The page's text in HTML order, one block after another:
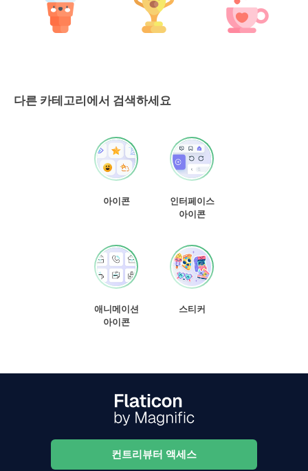
다른 카테고리에서 검색하세요
아이콘
인터페이스
아이콘
애니메이션
아이콘
스티커
컨트리뷰터 액세스